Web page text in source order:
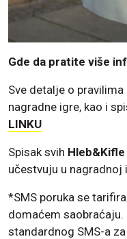
Gde da pratite više
Sve detalje o
nagradne igre, kao i
LINKU
Spisak svih Hleb&Kifle
učestvuju u nagradnoj
*SMS poruka se
domaćem saobraćaju.
standardnog SMS-a